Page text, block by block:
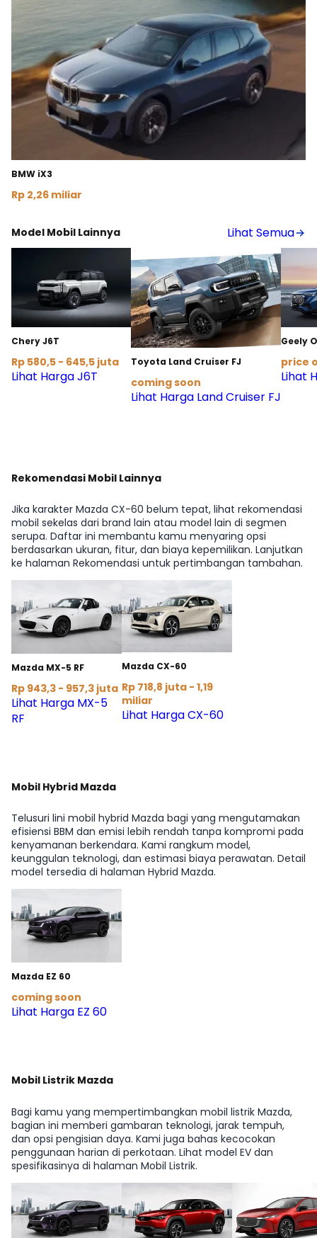
BMW iX3
Rp 2,26 miliar
Model Mobil Lainnya Lihat Semua
Chery J6T
Rp 580,5 - 645,5 juta
Lihat Harga J6T
Toyota Land Cruiser FJ
coming soon
Lihat Harga Land Cruiser FJ
Geely
price
Lihat
Rekomendasi Mobil Lainnya
Jika karakter Mazda CX-60 belum tepat, lihat rekomendasi
mobil sekelas dari brand lain atau model lain di segmen
serupa. Daftar ini membantu kamu menyaring opsi
berdasarkan ukuran, fitur, dan biaya kepemilikan. Lanjutkan
ke halaman Rekomendasi untuk pertimbangan tambahan.
Mazda MX-5 RF
Rp 943,3 - 957,3 juta
Lihat Harga MX-5
RF
Mazda CX-60
Rp 718,8 juta - 1,19
miliar
Lihat Harga CX-60
Mobil Hybrid Mazda
Telusuri lini mobil hybrid Mazda bagi yang mengutamakan
efisiensi BBM dan emisi lebih rendah tanpa kompromi pada
kenyamanan berkendara. Kami rangkum model,
keunggulan teknologi, dan estimasi biaya perawatan. Detail
model tersedia di halaman Hybrid Mazda.
Mazda EZ 60
coming soon
Lihat Harga EZ 60
Mobil Listrik Mazda
Bagi kamu yang mempertimbangkan mobil listrik Mazda,
bagian ini memberi gambaran teknologi, jarak tempuh,
dan opsi pengisian daya. Kami juga bahas kecocokan
penggunaan harian di perkotaan. Lihat model EV dan
spesifikasinya di halaman Mobil Listrik.